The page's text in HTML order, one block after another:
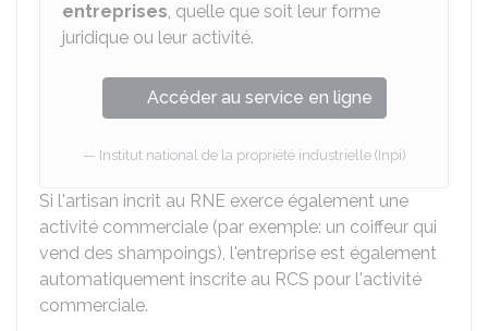
entreprises, quelle que soit leur forme
juridique ou leur activité.
Accéder au service en ligne
Institut national de la propriété industrielle (Inpi)
Si l'artisan incrit au RNE exerce également une
activité commerciale (par exemple: un coiffeur qui
vend des shampoings), l'entreprise est également
automatiquement inscrite au RCS pour l'activité
commerciale.